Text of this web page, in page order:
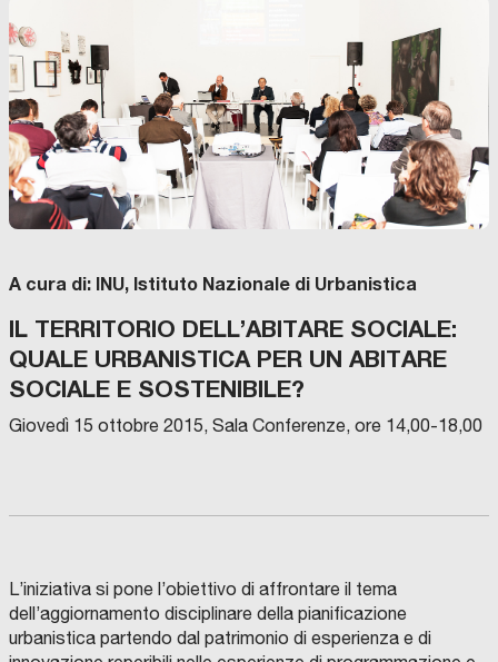
A cura di: INU, Istituto Nazionale di Urbanistica
IL TERRITORIO DELL’ABITARE SOCIALE:
QUALE URBANISTICA PER UN ABITARE
SOCIALE E SOSTENIBILE?
Giovedì 15 ottobre 2015, Sala Conferenze, ore 14,00-18,00
L’iniziativa si pone l’obiettivo di affrontare il tema
dell’aggiornamento disciplinare della pianificazione
urbanistica partendo dal patrimonio di esperienza e di